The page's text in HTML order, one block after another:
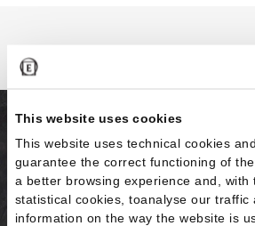
This website uses cookies
This website uses technical cookies
guarantee the correct functioning of
a better browsing experience and, with
statistical cookies, toanalyse our traffic
information on the way the website is